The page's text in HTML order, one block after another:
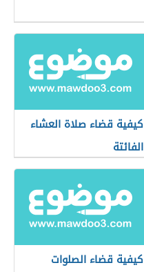
كيفية قضاء صلاة العشاء
الفائتة
كيفية قضاء الصلوات